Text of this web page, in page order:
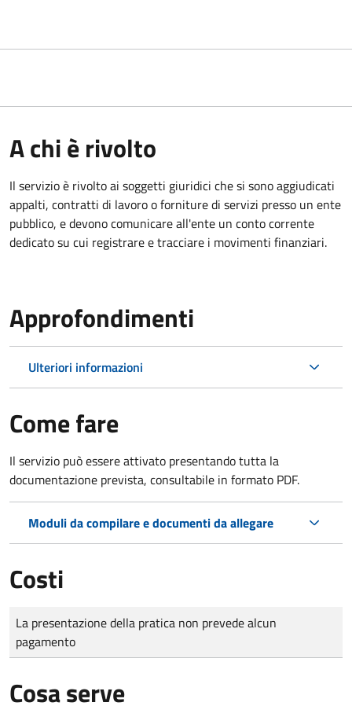
A chi è rivolto
Il servizio è rivolto ai soggetti giuridici che si sono aggiudicati
appalti, contratti di lavoro o forniture di servizi presso un ente
pubblico, e devono comunicare all'ente un conto corrente
dedicato su cui registrare e tracciare i movimenti finanziari.
Approfondimenti
Ulteriori informazioni
Come fare
Il servizio può essere attivato presentando tutta la
documentazione prevista, consultabile in formato PDF.
Moduli da compilare e documenti da allegare
Costi
Tipo di pagamento
Importo
La presentazione della pratica non prevede alcun
pagamento
Cosa serve